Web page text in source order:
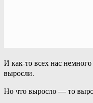
И как-то всех нас
выросли.
Но что выросло — то